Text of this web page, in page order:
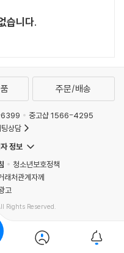
습니다.
주문/배송
중고샵 1566-4295
상담
정보
청소년보호정책
래처관계자께
고
Rights Reserved.